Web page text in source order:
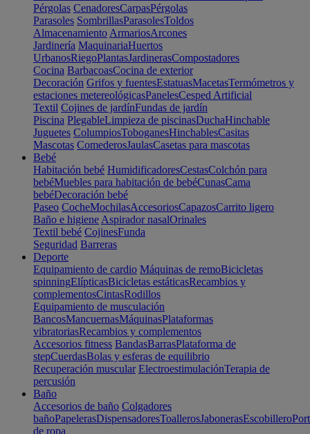
Pérgolas CenadoresCarpasPérgolas
Parasoles SombrillasParasolesToldos
Almacenamiento ArmariosArcones
Jardinería MaquinariaHuertos
UrbanosRiegoPlantasJardinerasCompostadores
Cocina BarbacoasCocina de exterior
Decoración Grifos y fuentesEstatuasMacetasTermómetros y
estaciones metereológicasPanelesCesped Artificial
Textil Cojines de jardínFundas de jardín
Piscina PlegableLimpieza de piscinasDuchaHinchable
Juguetes ColumpiosToboganesHinchablesCasitas
Mascotas ComederosJaulasCasetas para mascotas
Bebé
Habitación bebé HumidificadoresCestasColchón para
bebéMuebles para habitación de bebéCunasCama
bebéDecoración bebé
Paseo CocheMochilasAccesoriosCapazosCarrito ligero
Baño e higiene Aspirador nasalOrinales
Textil bebé CojinesFunda
Seguridad Barreras
Deporte
Equipamiento de cardio Máquinas de remoBicicletas
spinningElípticasBicicletas estáticasRecambios y
complementosCintasRodillos
Equipamiento de musculación
BancosMancuernasMáquinasPlataformas
vibratoriasRecambios y complementos
Accesorios fitness BandasBarrasPlataforma de
stepCuerdasBolas y esferas de equilibrio
Recuperación muscular ElectroestimulaciónTerapia de
percusión
Baño
Accesorios de baño Colgadores
bañoPapelerasDispensadoresToallerosJabonerasEscobillero
de ropa